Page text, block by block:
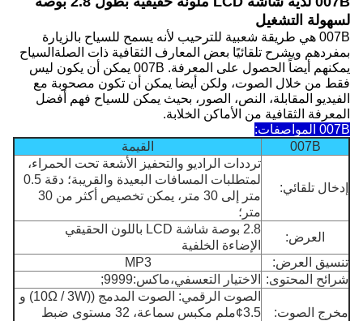
لسهولة التشغيل
007B هي طريقة شعبية للترحيب لأنه يسمح للسياح بالزيارة
بمفردهم ويشرح تلقائيًا بعض المعارف الثقافية ذات الصلةالسياح
يمكنهم أيضاً الحصول على المعرفة. 007B يمكن أن يكون ليس
فقط من خلال الصوت، ولكن أيضا يمكن أن تكون مصحوبة مع
الفيديو المقابلة، النص، الصور، بحيث يمكن للسياح فهم أفضل
المعرفة الثقافية من الأماكن الخلابة.
007B المواصفات:
007B
القيمة
إدخال تلقائي:
ترددات الراديو والتحفيز الأشعة تحت الحمراء،
لمتطلبات المسافات البعيدة والقريبة؛ دقة 0.5
متر إلى 30 متر، يمكن تخصيص أكثر من 30
متر؛
العرض:
2.8 بوصة شاشة LCD باللون الحقيقي
الإضاءة الخلفية
تنسيق العرض:
MP3
شرائح المحتوى:
الاختيار التعسفي،ماكس:9999;
مخرج الصوت:
الصوت الرقمي: الصوت المدمج ((10Ω / 3W) و
¢3.5ملم مكبس سماعة، 32 مستوى ضبط